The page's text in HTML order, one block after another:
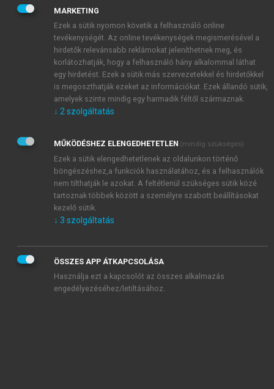
JELSZÓ
JELSZÓ ÚJRA
Kérek értesítést a MeRSZ újdonságairól, akcióiról.
Kérek értesítést az Akadémiai Kiadó Zrt. újdonságairól,
Adatkezelési tájékoztatóbanfoglaltakat tudomásul
veszem és elfogadom.
Általános vásárlási feltételeket, valamint a szotar.netés a
mersz.huoldalak licencszerződéseiben foglaltakat
tudomásul veszem és elfogadom.
KIPRÓBÁLOM
MARKETING
Ezek a sütik nyomon követik a felhasználó online
tevékenységét. Az online tevékenységek megismerésével a
hirdetők relevánsabb reklámokat jeleníthetnek meg, és
korlátozhatják, hogy a felhasználó hány alkalommal láthat
egy hirdetést. Ezek a sütik más szervezetekkel és hirdetőkkel
is megoszthatják ezeket az információkat. Ezek állandó sütik,
amelyek szinte mindig egy harmadik féltől származnak.
↓ 2 szolgáltatás
MŰKÖDÉSHEZ ELENGEDHETETLEN (mindig szükséges)
Ezek a sütik elengedhetetlenek az oldalunkon történő
böngészéshez,a funkciók használatához, és a felhasználók
nem tilthatják le azokat. A feltétlenül szükséges sütik közé
tartoznak többek között a személyre szabott beállításokat
kezelő sütik.
↓ 3 szolgáltatás
ÖSSZES APP ÁTKAPCSOLÁSA
Használja ezt a kapcsolót az összes alkalmazás
engedélyezéséhez/letiltásához.